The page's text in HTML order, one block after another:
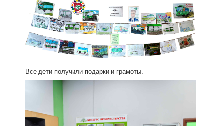
Мы в СМИ
Контакты
Все дети получили подарки и грамоты.